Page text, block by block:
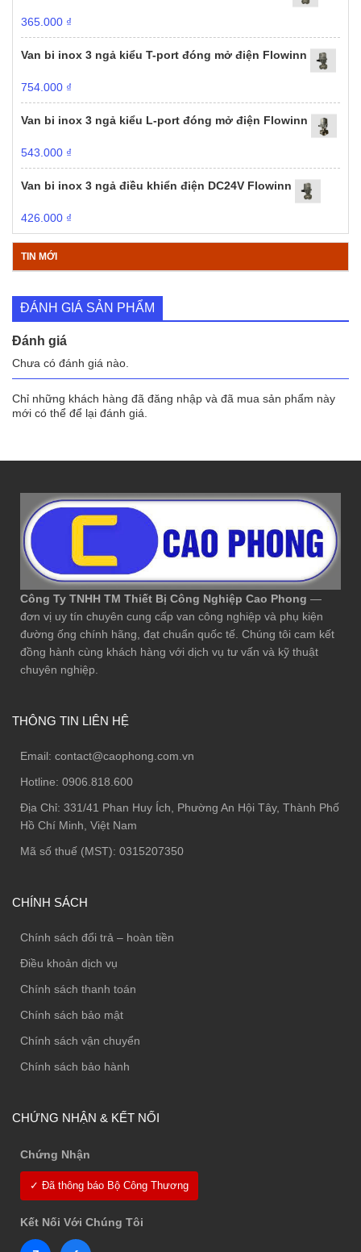
365.000 ₫
Van bi inox 3 ngả kiểu T-port đóng mở điện Flowinn
754.000 ₫
Van bi inox 3 ngả kiểu L-port đóng mở điện Flowinn
543.000 ₫
Van bi inox 3 ngả điều khiển điện DC24V Flowinn
426.000 ₫
TIN MỚI
ĐÁNH GIÁ SẢN PHẨM
Đánh giá
Chưa có đánh giá nào.
Chỉ những khách hàng đã đăng nhập và đã mua sản phẩm này
mới có thể để lại đánh giá.
Công Ty TNHH TM Thiết Bị Công Nghiệp Cao Phong —
đơn vị uy tín chuyên cung cấp van công nghiệp và phụ kiện
đường ống chính hãng, đạt chuẩn quốc tế. Chúng tôi cam kết
đồng hành cùng khách hàng với dịch vụ tư vấn và kỹ thuật
chuyên nghiệp.
THÔNG TIN LIÊN HỆ
Email: contact@caophong.com.vn
Hotline: 0906.818.600
Địa Chỉ: 331/41 Phan Huy Ích, Phường An Hội Tây, Thành Phố
Hồ Chí Minh, Việt Nam
Mã số thuế (MST): 0315207350
CHÍNH SÁCH
Chính sách đổi trả – hoàn tiền
Điều khoản dịch vụ
Chính sách thanh toán
Chính sách bảo mật
Chính sách vận chuyển
Chính sách bảo hành
CHỨNG NHẬN & KẾT NỐI
Chứng Nhận
✓ Đã thông báo Bộ Công Thương
Kết Nối Với Chúng Tôi